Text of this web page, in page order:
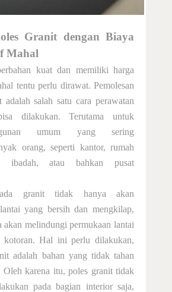
Granit dengan Biaya
Mahal
kuat dan memiliki harga
tentu perlu dirawat. Pemolesan
adalah salah satu cara perawatan
dilakukan. Terutama untuk
umum yang sering
orang, seperti kantor, rumah
ibadah, atau bahkan pusat
granit tidak hanya akan
yang bersih dan mengkilap,
akan melindungi permukaan lantai
kotoran. Hal ini perlu dilakukan,
adalah bahan yang tidak tahan
Oleh karena itu, poles granit tidak
pada bagian interior saja,